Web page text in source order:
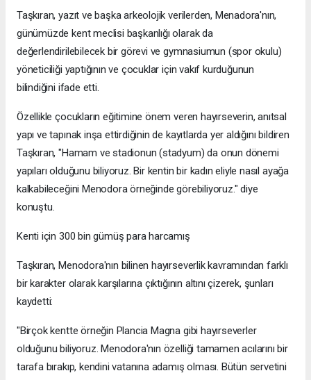
Taşkıran, yazıt ve başka arkeolojik verilerden, Menadora'nın,
günümüzde kent meclisi başkanlığı olarak da
değerlendirilebilecek bir görevi ve gymnasiumun (spor okulu)
yöneticiliği yaptığının ve çocuklar için vakıf kurduğunun
bilindiğini ifade etti.
Özellikle çocukların eğitimine önem veren hayırseverin, anıtsal
yapı ve tapınak inşa ettirdiğinin de kayıtlarda yer aldığını bildiren
Taşkıran, "Hamam ve stadionun (stadyum) da onun dönemi
yapıları olduğunu biliyoruz. Bir kentin bir kadın eliyle nasıl ayağa
kalkabileceğini Menodora örneğinde görebiliyoruz." diye
konuştu.
Kenti için 300 bin gümüş para harcamış
Taşkıran, Menodora'nın bilinen hayırseverlik kavramından farklı
bir karakter olarak karşılarına çıktığının altını çizerek, şunları
kaydetti:
"Birçok kentte örneğin Plancia Magna gibi hayırseverler
olduğunu biliyoruz. Menodora'nın özelliği tamamen acılarını bir
tarafa bırakıp, kendini vatanına adamış olması. Bütün servetini